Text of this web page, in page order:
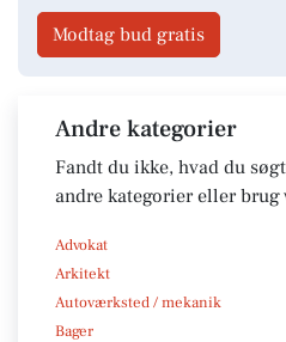
Modtag bud gratis
Andre kategorier
Fandt du ikke, hvad du
andre kategorier eller brug
Advokat
Arkitekt
Autoværksted / mekanik
Bager